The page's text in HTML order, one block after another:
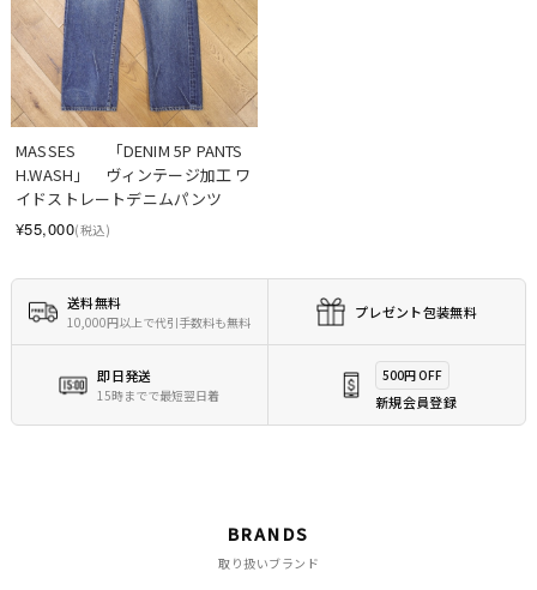
MASSES　　「DENIM 5P PANTS
H.WASH」　ヴィンテージ加工 ワ
イドストレートデニムパンツ
¥55,000(税込)
送料無料
10,000円以上で代引手数料も無料
プレゼント包装無料
即日発送
15時までで最短翌日着
500円 OFF
新規会員登録
BRANDS
取り扱いブランド